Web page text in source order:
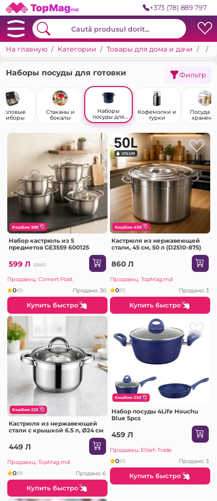
+373 (78) 889 797
На главную Категории Товары для дома и дачи
Наборы посуды для готовки Фильтр
Стаканы и
бокалы
Наборы
посуды для
готовки
Кофемолки и
турки
Посуда
КэшБэк: 300
Набор кастрюль из 5
предметов GE3559 600125
599 Л 699Л
Продавец: Comert Plast
0(0) Продано: 30
Купить быстро
КэшБэк: 430
Кастрюля из нержавеющей
стали, 45 см, 50 л (D2510-875)
860 Л
Продавец: TopMag.md
0(0) Продано: 3
Купить быстро
КэшБэк: 225
Кастрюля из нержавеющей
стали с крышкой 6.5 л, Ø24 см
449 Л
Продавец: TopMag.md
0(0) Продано: 6
Купить быстро
КэшБэк: 230
Набор посуды 4Life Houchu
Blue 5pcs
459 Л
Продавец: Eliteh Trade
0(0) Продано: 3
Купить быстро